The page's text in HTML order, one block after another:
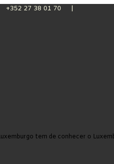
+352 27 38 01 70 |
tem de conhecer o